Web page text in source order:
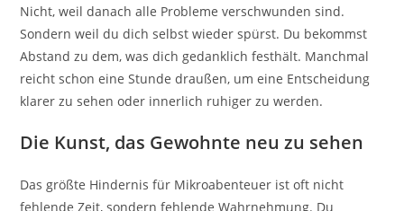
Nicht, weil danach alle Probleme verschwunden sind.
Sondern weil du dich selbst wieder spürst. Du bekommst
Abstand zu dem, was dich gedanklich festhält. Manchmal
reicht schon eine Stunde draußen, um eine Entscheidung
klarer zu sehen oder innerlich ruhiger zu werden.
Die Kunst, das Gewohnte neu zu sehen
Das größte Hindernis für Mikroabenteuer ist oft nicht
fehlende Zeit, sondern fehlende Wahrnehmung. Du